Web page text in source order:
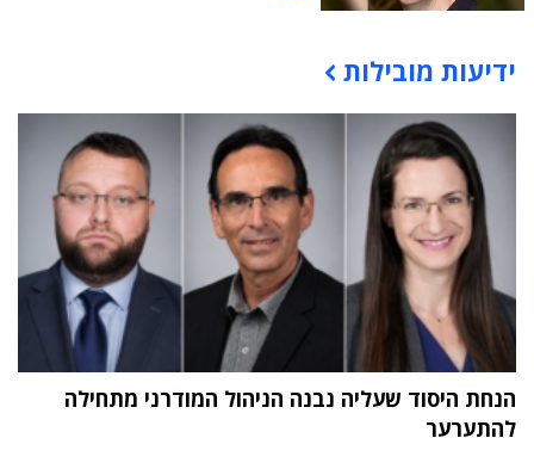
תוכן פרסומי
ידיעות מובילות
הנחת היסוד שעליה נבנה הניהול המודרני מתחילה
להתערער